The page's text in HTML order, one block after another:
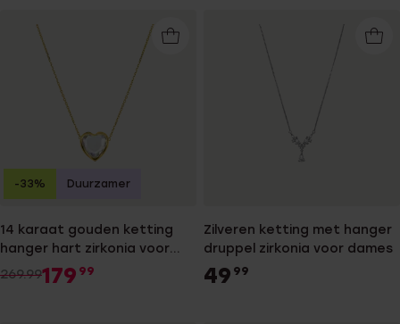
14 karaat gouden ketting
hanger hart zirkonia voor
dames
269.99179 99
-33% Duurzamer
Zilveren ketting met hanger
druppel zirkonia voor dames
49 99